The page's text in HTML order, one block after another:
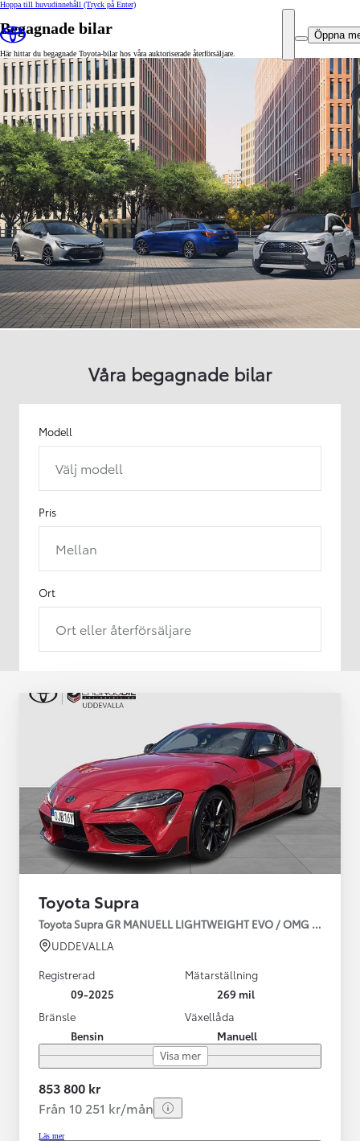
Hoppa till huvudinnehåll (Tryck på Enter)
Öppna
Begagnade bilar
Här hittar du begagnade Toyota-bilar hos våra auktoriserade återförsäljare.
Våra begagnade bilar
Modell
Välj modell
Pris
Mellan
Ort
Ort eller återförsäljare
Toyota Supra
Toyota Supra GR MANUELL LIGHTWEIGHT EVO / OMG LEV!
UDDEVALLA
Registrerad
09-2025
Mätarställning
269 mil
Bränsle
Bensin
Växellåda
Manuell
Visa mer
853 800 kr
Från 10 251 kr/mån
Läs mer